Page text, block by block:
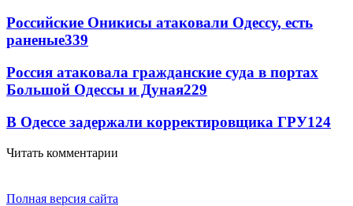
Российские Оникисы атаковали Одессу, есть
раненые339
Россия атаковала гражданские суда в портах
Большой Одессы и Дуная229
В Одессе задержали корректировщика ГРУ124
Читать комментарии
Полная версия сайта